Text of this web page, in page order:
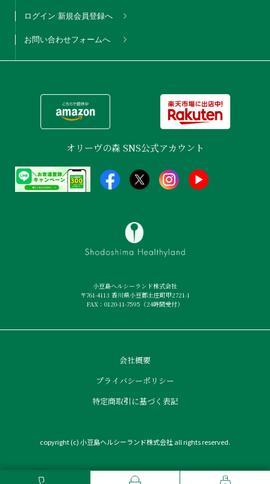
ログイン/新規会員登録へ
お問い合わせフォームへ
オリーヴの森 SNS公式アカウント
小豆島ヘルシーランド株式会社
〒761-4113 香川県小豆郡土庄町甲2721-1
FAX：0120-11-7595（24時間受付）
会社概要
プライバシーポリシー
特定商取引に基づく表記
copyright (c) 小豆島ヘルシーランド株式会社 all rights reserved.